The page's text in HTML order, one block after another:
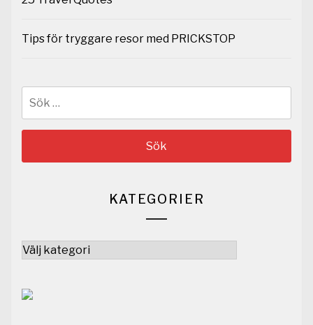
Tips för tryggare resor med PRICKSTOP
KATEGORIER
Kategorier